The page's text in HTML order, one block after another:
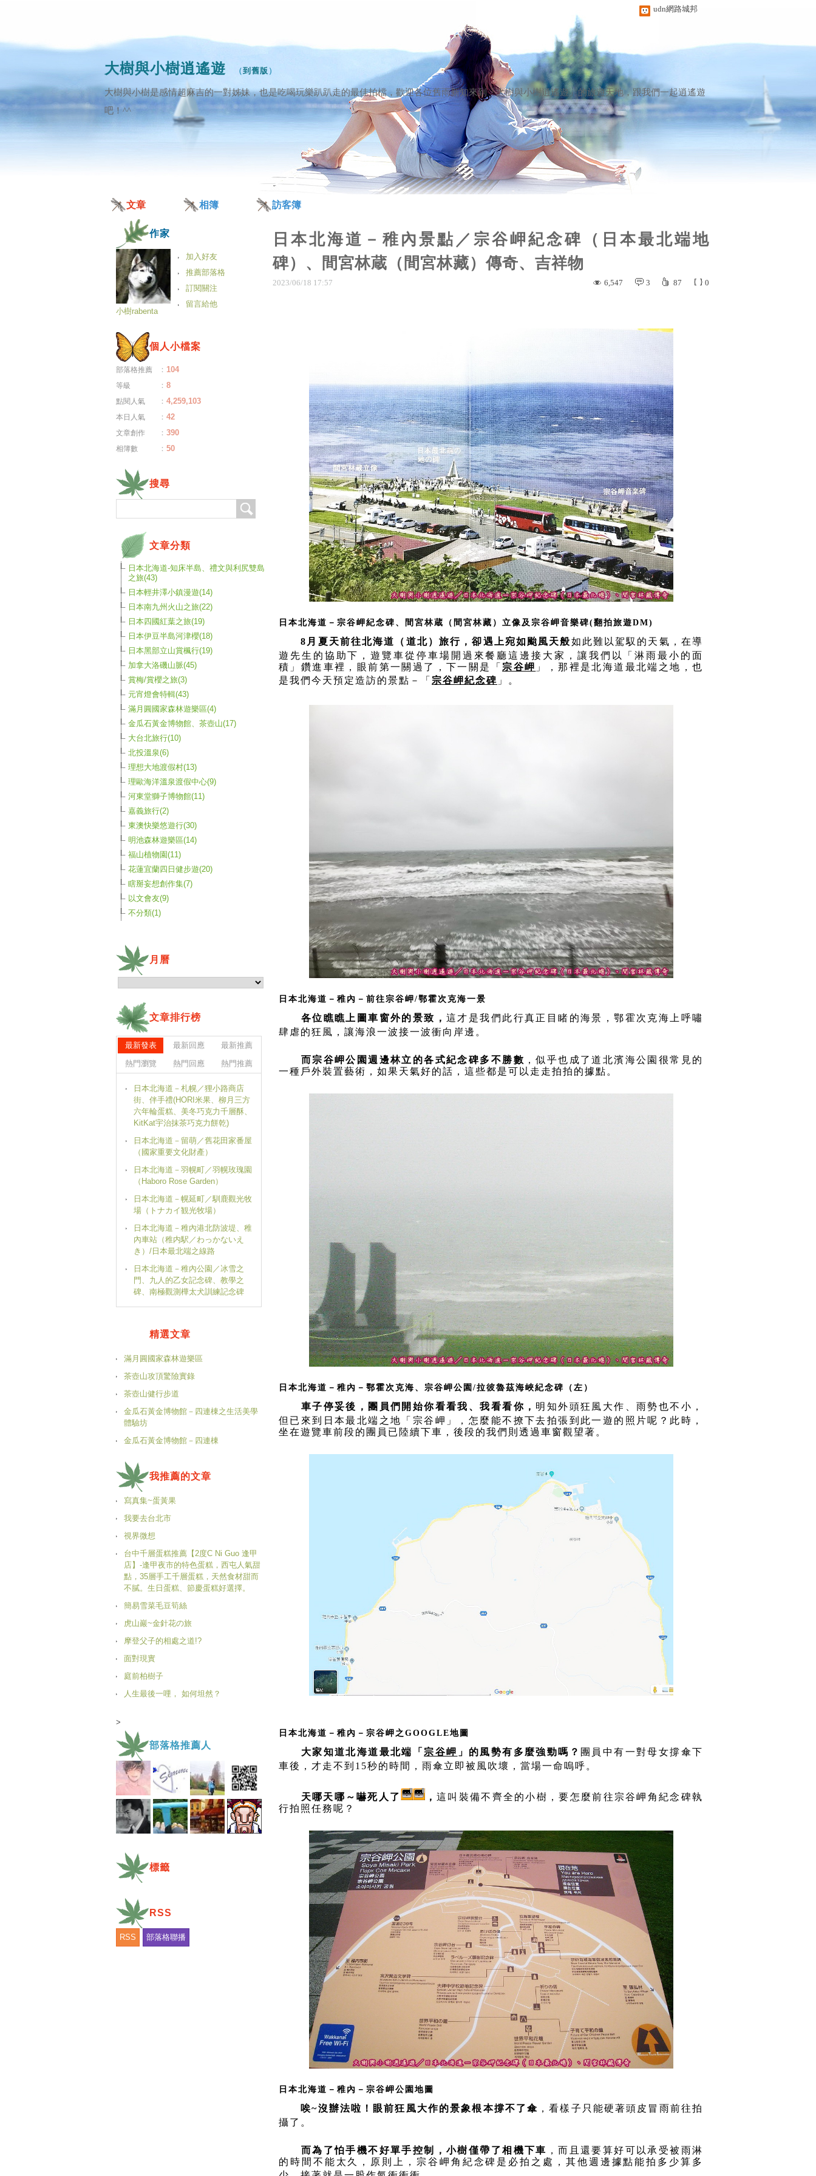
udn網路城邦
大樹與小樹逍遙遊 （到舊版 ）
大樹與小樹是感情超麻吉的一對姊妹，也是吃喝玩樂趴趴走的最佳拍檔，歡迎各位舊雨新知來到「大樹與小樹逍遙遊」的旅遊天地，跟我們一起逍遙遊
吧！^^
文章 相簿 訪客簿
日本北海道－稚內景點／宗谷岬紀念碑（日本最北端地
碑）、間宮林蔵（間宮林藏）傳奇、吉祥物
2023/06/18 17:57 6,547 3 87 0
日本北海道－宗谷岬紀念碑、間宮林蔵（間宮林藏）立像及宗谷岬音樂碑(翻拍旅遊DM)
8月夏天前往北海道（道北）旅行，卻遇上宛如颱風天般如此難以駕馭的天氣，在導
遊先生的協助下，遊覽車從停車場開過來餐廳這邊接大家，讓我們以「淋雨最小的面
積」鑽進車裡，眼前第一關過了，下一關是「 宗谷岬 」，那裡是北海道最北端之地，也
是我們今天預定造訪的景點－「 宗谷岬紀念碑 」。
日本北海道－稚內－前往宗谷岬/鄂霍次克海一景
各位瞧瞧上圖車窗外的景致，這才是我們此行真正目睹的海景，鄂霍次克海上呼嘯
肆虐的狂風，讓海浪一波接一波衝向岸邊。
而宗谷岬公園週邊林立的各式紀念碑多不勝數 ，似乎也成了道北濱海公園很常見的
一種戶外裝置藝術，如果天氣好的話，這些都是可以走走拍拍的據點 。
日本北海道－稚內－鄂霍次克海、宗谷岬公園/拉彼魯茲海峽紀念碑（左）
車子停妥後，團員們開始你看看我、我看看你， 明知外頭狂風大作、雨勢也不小，
但已來到日本最北端之地「宗谷岬」，怎麼能不撩下去拍張到此一遊的照片呢？此時，
坐在遊覽車前段的團員已陸續下車，後段的我們則透過車窗觀望著。
日本北海道－稚內－宗谷岬之GOOGLE地圖
大家知道北海道最北端「 宗谷岬 」的風勢有多麼強勁嗎？ 團員中有一對母女撐傘下
車後，才走不到15秒的時間，雨傘立即被風吹壞，當場一命嗚呼。
天哪天哪～嚇死人了 ， 這叫裝備不齊全的小樹，要怎麼前往宗谷岬角紀念碑執
行拍照任務呢？
日本北海道－稚內－宗谷岬公園地圖
唉~沒辦法啦！眼前狂風大作的景象根本撐不了傘 ，看樣子只能硬著頭皮冒雨前往拍
攝了。
而為了怕手機不好單手控制，小樹僅帶了相機下車 ，而且還要算好可以承受被雨淋
的時間不能太久，原則上，宗谷岬角紀念碑是必拍之處，其他週邊據點能拍多少算多
作家
加入好友
推薦部落格
訂閱關注
留言給他
小樹rabenta
個人小檔案
部落格推薦 ： 104
等級 ： 8
點閱人氣 ： 4,259,103
本日人氣 ： 42
文章創作 ： 390
相簿數 ： 50
搜尋
文章分類
日本北海道-知床半島、禮文與利尻雙島
之旅(43)
日本輕井澤小鎮漫遊(14)
日本南九州火山之旅(22)
日本四國紅葉之旅(19)
日本伊豆半島河津櫻(18)
日本黑部立山賞楓行(19)
加拿大洛磯山脈(45)
賞梅/賞櫻之旅(3)
元宵燈會特輯(43)
滿月圓國家森林遊樂區(4)
金瓜石黃金博物館、茶壺山(17)
大台北旅行(10)
北投溫泉(6)
理想大地渡假村(13)
理歐海洋溫泉渡假中心(9)
河東堂獅子博物館(11)
嘉義旅行(2)
東澳快樂悠遊行(30)
明池森林遊樂區(14)
福山植物園(11)
花蓮宜蘭四日健步遊(20)
瞎掰妄想創作集(7)
以文會友(9)
不分類(1)
月曆
文章排行榜
最新發表 最新回應
最新推薦
熱門瀏覽
熱門回應 熱門推薦
日本北海道－札幌／狸小路商店
街、伴手禮(HORI米果、柳月三方
六年輪蛋糕、美冬巧克力千層酥、
KitKat宇治抹茶巧克力餅乾)
日本北海道－留萌／舊花田家番屋
（國家重要文化財產）
日本北海道－羽幌町／羽幌玫瑰園
（Haboro Rose Garden）
日本北海道－幌延町／馴鹿觀光牧
場（トナカイ観光牧場）
日本北海道－稚內港北防波堤、稚
內車站（稚内駅／わっかないえ
き）/日本最北端之線路
日本北海道－稚內公園／冰雪之
門、九人的乙女記念碑、教學之
碑、南極觀測樺太犬訓練記念碑
精選文章
滿月圓國家森林遊樂區
茶壺山攻頂驚險實錄
茶壺山健行步道
金瓜石黃金博物館－四連棟之生活美學
體驗坊
金瓜石黃金博物館－四連棟
我推薦的文章
寫真集~蛋黃果
我要去台北市
視界微想
台中千層蛋糕推薦【2度C Ni Guo 逢甲
店】-逢甲夜市的特色蛋糕，西屯人氣甜
點，35層手工千層蛋糕，天然食材甜而
不膩。生日蛋糕、節慶蛋糕好選擇。
簡易雪菜毛豆筍絲
虎山巖~金針花の旅
摩登父子的相處之道!?
面對現實
庭前柏樹子
人生最後一哩， 如何坦然？
>
部落格推薦人
標籤
RSS
RSS 部落格聯播